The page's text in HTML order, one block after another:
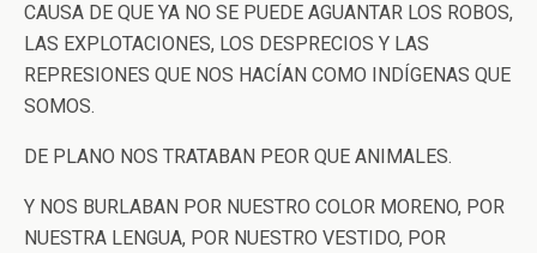
CAUSA DE QUE YA NO SE PUEDE AGUANTAR LOS ROBOS,
LAS EXPLOTACIONES, LOS DESPRECIOS Y LAS
REPRESIONES QUE NOS HACÍAN COMO INDÍGENAS QUE
SOMOS.
DE PLANO NOS TRATABAN PEOR QUE ANIMALES.
Y NOS BURLABAN POR NUESTRO COLOR MORENO, POR
NUESTRA LENGUA, POR NUESTRO VESTIDO, POR